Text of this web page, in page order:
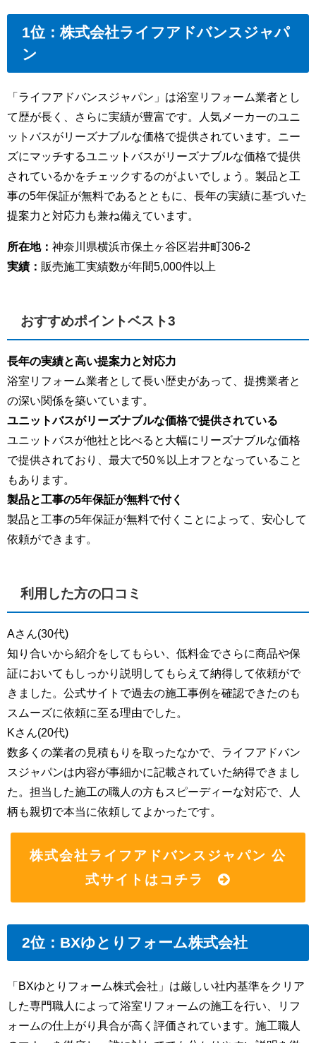
1位：株式会社ライフアドバンスジャパ
ン
「ライフアドバンスジャパン」は浴室リフォーム業者とし
て歴が長く、さらに実績が豊富です。人気メーカーのユニ
ットバスがリーズナブルな価格で提供されています。ニー
ズにマッチするユニットバスがリーズナブルな価格で提供
されているかをチェックするのがよいでしょう。製品と工
事の5年保証が無料であるとともに、長年の実績に基づいた
提案力と対応力も兼ね備えています。
所在地： 神奈川県横浜市保土ヶ谷区岩井町306-2
実績： 販売施工実績数が年間5,000件以上
おすすめポイントベスト3
長年の実績と高い提案力と対応力
浴室リフォーム業者として長い歴史があって、提携業者と
の深い関係を築いています。
ユニットバスがリーズナブルな価格で提供されている
ユニットバスが他社と比べると大幅にリーズナブルな価格
で提供されており、最大で50％以上オフとなっていること
もあります。
製品と工事の5年保証が無料で付く
製品と工事の5年保証が無料で付くことによって、安心して
依頼ができます。
利用した方の口コミ
Aさん(30代)
知り合いから紹介をしてもらい、低料金でさらに商品や保
証においてもしっかり説明してもらえて納得して依頼がで
きました。公式サイトで過去の施工事例を確認できたのも
スムーズに依頼に至る理由でした。
Kさん(20代)
数多くの業者の見積もりを取ったなかで、ライフアドバン
スジャパンは内容が事細かに記載されていた納得できまし
た。担当した施工の職人の方もスピーディーな対応で、人
柄も親切で本当に依頼してよかったです。
株式会社ライフアドバンスジャパン 公
式サイトはコチラ
2位：BXゆとりフォーム株式会社
「BXゆとりフォーム株式会社」は厳しい社内基準をクリア
した専門職人によって浴室リフォームの施工を行い、リフ
ォームの仕上がり具合が高く評価されています。施工職人